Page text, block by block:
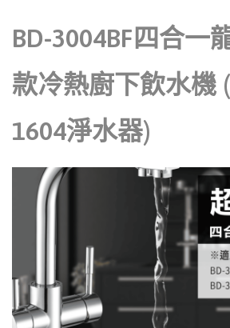
BD-3004BF四合一
款冷熱廚下飲水機
1604淨水器)